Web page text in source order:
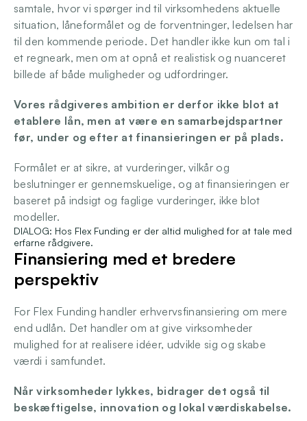
samtale, hvor vi spørger ind til virksomhedens aktuelle
situation, låneformålet og de forventninger, ledelsen har
til den kommende periode. Det handler ikke kun om tal i
et regneark, men om at opnå et realistisk og nuanceret
billede af både muligheder og udfordringer.
Vores rådgiveres ambition er derfor ikke blot at
etablere lån, men at være en samarbejdspartner
før, under og efter at finansieringen er på plads.
Formålet er at sikre, at vurderinger, vilkår og
beslutninger er gennemskuelige, og at finansieringen er
baseret på indsigt og faglige vurderinger, ikke blot
modeller.
DIALOG: Hos Flex Funding er der altid mulighed for at tale med
erfarne rådgivere.
Finansiering med et bredere
perspektiv
For Flex Funding handler erhvervsfinansiering om mere
end udlån. Det handler om at give virksomheder
mulighed for at realisere idéer, udvikle sig og skabe
værdi i samfundet.
Når virksomheder lykkes, bidrager det også til
beskæftigelse, innovation og lokal værdiskabelse.